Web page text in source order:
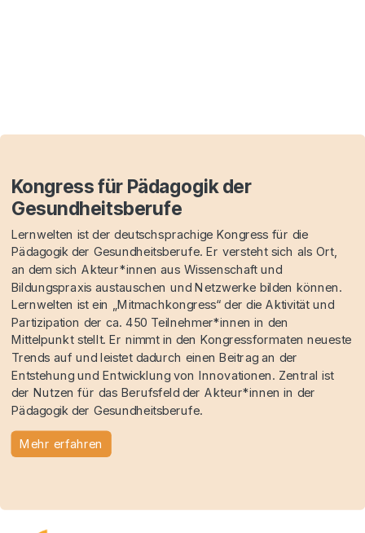
Kongress für Pädagogik der
Gesundheitsberufe
Lernwelten ist der deutschsprachige Kongress für die
Pädagogik der Gesundheitsberufe. Er versteht sich als Ort,
an dem sich Akteur*innen aus Wissenschaft und
Bildungspraxis austauschen und Netzwerke bilden können.
Lernwelten ist ein „Mitmachkongress“ der die Aktivität und
Partizipation der ca. 450 Teilnehmer*innen in den
Mittelpunkt stellt. Er nimmt in den Kongressformaten neueste
Trends auf und leistet dadurch einen Beitrag an der
Entstehung und Entwicklung von Innovationen. Zentral ist
der Nutzen für das Berufsfeld der Akteur*innen in der
Pädagogik der Gesundheitsberufe.
Mehr erfahren